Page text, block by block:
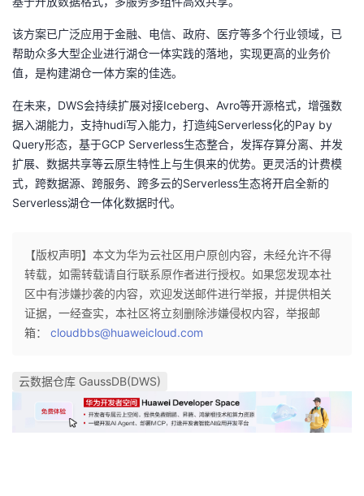
该方案已广泛应用于金融、电信、政府、医疗等多个行业领域，已
帮助众多大型企业进行湖仓一体实践的落地，实现更高的业务价
值，是构建湖仓一体方案的佳选。
在未来，DWS会持续扩展对接Iceberg、Avro等开源格式，增强数
据入湖能力，支持hudi写入能力，打造纯Serverless化的Pay by
Query形态，基于GCP Serverless生态整合，发挥存算分离、并发
扩展、数据共享等云原生特性上与生俱来的优势。更灵活的计费模
式，跨数据源、跨服务、跨多云的Serverless生态将开启全新的
Serverless湖仓一体化数据时代。
【版权声明】本文为华为云社区用户原创内容，未经允许不得
转载，如需转载请自行联系原作者进行授权。如果您发现本社
区中有涉嫌抄袭的内容，欢迎发送邮件进行举报，并提供相关
证据，一经查实，本社区将立刻删除涉嫌侵权内容，举报邮
箱： cloudbbs@huaweicloud.com
云数据仓库 GaussDB(DWS)